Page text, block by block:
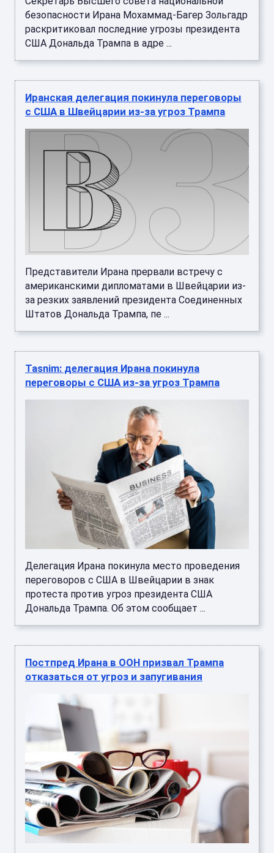
безопасности Ирана Мохаммад-Багер Зольгадр
раскритиковал последние угрозы президента
США Дональда Трампа в адре ...
Иранская делегация покинула переговоры
с США в Швейцарии из-за угроз Трампа
Представители Ирана прервали встречу с
американскими дипломатами в Швейцарии из-
за резких заявлений президента Соединенных
Штатов Дональда Трампа, пе ...
Tasnim: делегация Ирана покинула
переговоры с США из-за угроз Трампа
Делегация Ирана покинула место проведения
переговоров с США в Швейцарии в знак
протеста против угроз президента США
Дональда Трампа. Об этом сообщает ...
Постпред Ирана в ООН призвал Трампа
отказаться от угроз и запугивания